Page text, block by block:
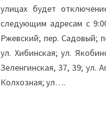
улицах будет
следующим адресам с
Ржевский; пер. Садовый;
ул. Хибинская; ул.
Зеленгинская, 37, 39; ул.
Колхозная; ул….